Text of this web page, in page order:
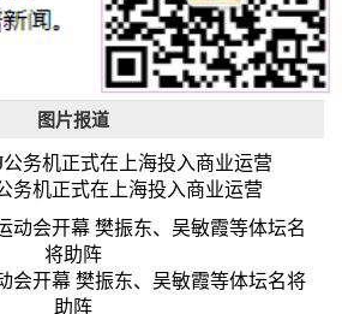
图片报道
务机正式在上海投入商业运营
会开幕 樊振东、吴敏霞等体坛名将
助阵